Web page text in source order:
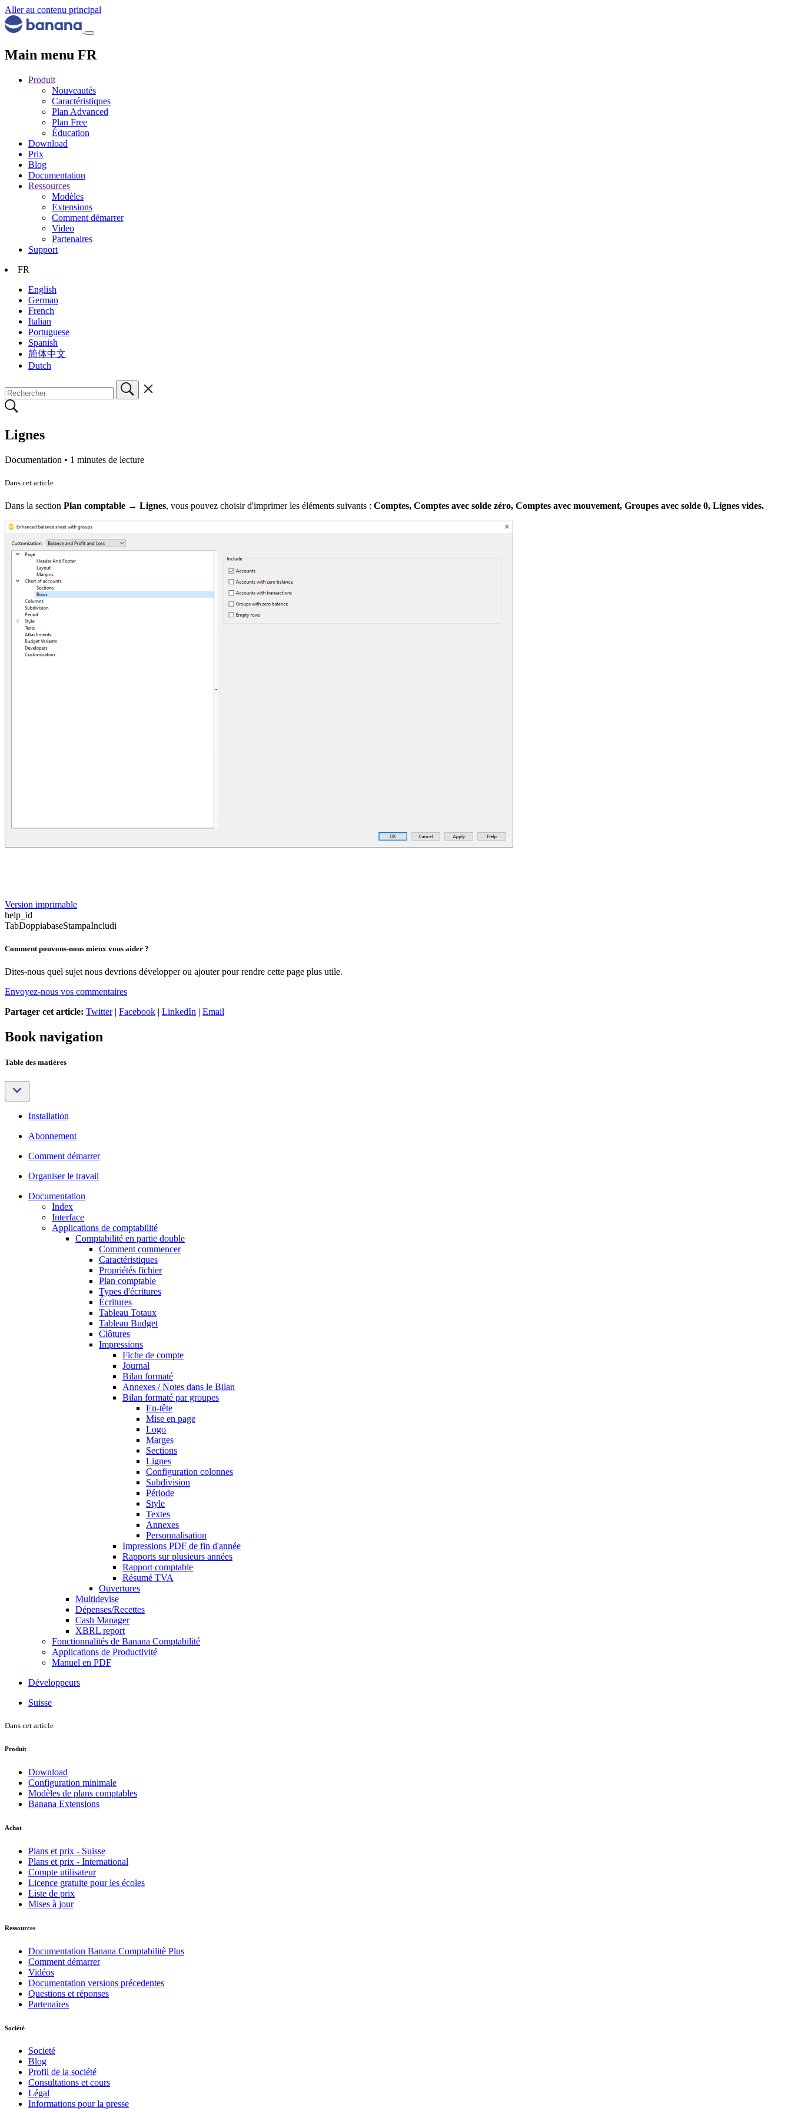
Aller au contenu principal
Main menu FR
Produit
Nouveautés
Caractéristiques
Plan Advanced
Plan Free
Éducation
Download
Prix
Blog
Documentation
Ressources
Modèles
Extensions
Comment démarrer
Video
Partenaires
Support
FR
English
German
French
Italian
Portuguese
Spanish
简体中文
Dutch
Lignes
Documentation • 1 minutes de lecture
Dans cet article
Dans la section Plan comptable → Lignes, vous pouvez choisir d'imprimer les éléments suivants : Comptes, Comptes avec solde zéro, Comptes avec mouvement, Groupes avec solde 0, Lignes vides.
Version imprimable
help_id
TabDoppiabaseStampaIncludi
Comment pouvons-nous mieux vous aider ?
Dites-nous quel sujet nous devrions développer ou ajouter pour rendre cette page plus utile.
Envoyez-nous vos commentaires
Partager cet article: Twitter| Facebook | LinkedIn | Email
Book navigation
Table des matières
Installation
Abonnement
Comment démarrer
Organiser le travail
Documentation
Index
Interface
Applications de comptabilité
Comptabilité en partie double
Comment commencer
Caractéristiques
Propriétés fichier
Plan comptable
Types d'écritures
Écritures
Tableau Totaux
Tableau Budget
Clôtures
Impressions
Fiche de compte
Journal
Bilan formaté
Annexes / Notes dans le Bilan
Bilan formaté par groupes
En-tête
Mise en page
Logo
Marges
Sections
Lignes
Configuration colonnes
Subdivision
Période
Style
Textes
Annexes
Personnalisation
Impressions PDF de fin d'année
Rapports sur plusieurs années
Rapport comptable
Résumé TVA
Ouvertures
Multidevise
Dépenses/Recettes
Cash Manager
XBRL report
Fonctionnalités de Banana Comptabilité
Applications de Productivité
Manuel en PDF
Développeurs
Suisse
Dans cet article
Produit
Download
Configuration minimale
Modèles de plans comptables
Banana Extensions
Achat
Plans et prix - Suisse
Plans et prix - International
Compte utilisateur
Licence gratuite pour les écoles
Liste de prix
Mises à jour
Ressources
Documentation Banana Comptabilitè Plus
Comment démarrer
Vidéos
Documentation versions précedentes
Questions et réponses
Partenaires
Société
Societé
Blog
Profil de la société
Consultations et cours
Légal
Informations pour la presse